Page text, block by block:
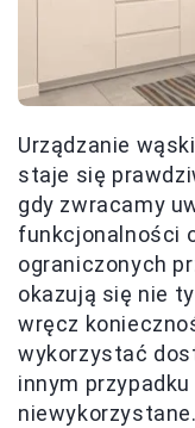
Urządzanie
staje się
gdy zwracamy
funkcjonalności
ograniczonych
okazują się nie
wręcz
wykorzystać
innym